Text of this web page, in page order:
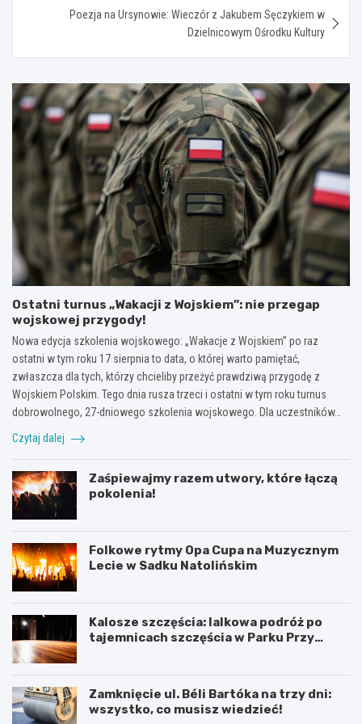
Poezja na Ursynowie: Wieczór z Jakubem Sęczykiem w
Dzielnicowym Ośrodku Kultury
Ostatni turnus „Wakacji z Wojskiem”: nie przegap
wojskowej przygody!
Nowa edycja szkolenia wojskowego: „Wakacje z Wojskiem” po raz
ostatni w tym roku 17 sierpnia to data, o której warto pamiętać,
zwłaszcza dla tych, którzy chcieliby przeżyć prawdziwą przygodę z
Wojskiem Polskim. Tego dnia rusza trzeci i ostatni w tym roku turnus
dobrowolnego, 27-dniowego szkolenia wojskowego. Dla uczestników…
Czytaj dalej
Zaśpiewajmy razem utwory, które łączą
pokolenia!
Folkowe rytmy Opa Cupa na Muzycznym
Lecie w Sadku Natolińskim
Kalosze szczęścia: lalkowa podróż po
tajemnicach szczęścia w Parku Przy
Zamknięcie ul. Béli Bartóka na trzy dni:
wszystko, co musisz wiedzieć!